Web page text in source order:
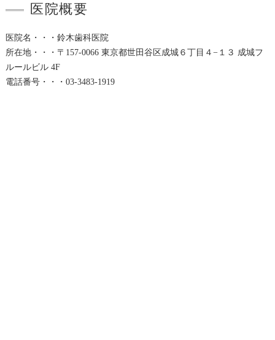
医院概要
医院名・・・鈴木歯科医院
所在地・・・〒157-0066 東京都世田谷区成城６丁目４−１３ 成城フ
ルールビル 4F
電話番号・・・03-3483-1919